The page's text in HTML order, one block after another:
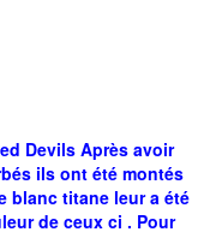
Devils Après avoir
ils ont été montés
blanc titane leur a été
de ceux ci . Pour